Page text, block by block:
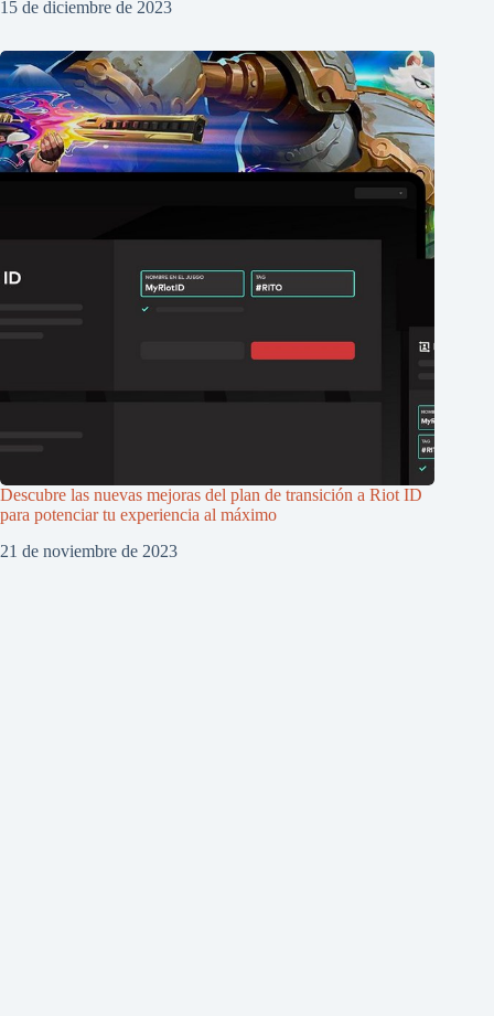
15 de diciembre de 2023
Descubre las nuevas mejoras del plan de transición a Riot ID
para potenciar tu experiencia al máximo
21 de noviembre de 2023